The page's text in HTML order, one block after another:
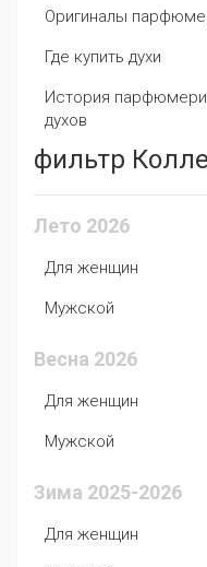
Оригиналы
Где купить духи
История
духов
фильтр
Лето 2026
Для женщин
Мужской
Весна 2026
Для женщин
Мужской
Зима 2025-2026
Для женщин